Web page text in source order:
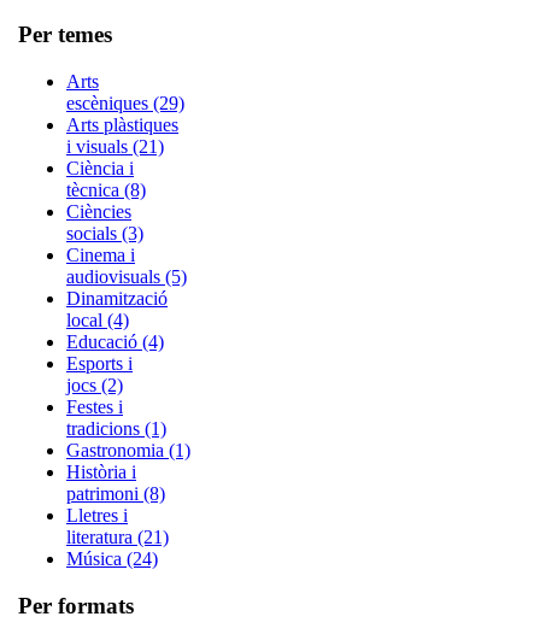
Per temes
Arts
escèniques (29)
Arts plàstiques
i visuals (21)
Ciència i
tècnica (8)
Ciències
socials (3)
Cinema i
audiovisuals (5)
Dinamització
local (4)
Educació (4)
Esports i
jocs (2)
Festes i
tradicions (1)
Gastronomia (1)
Història i
patrimoni (8)
Lletres i
literatura (21)
Música (24)
Per formats